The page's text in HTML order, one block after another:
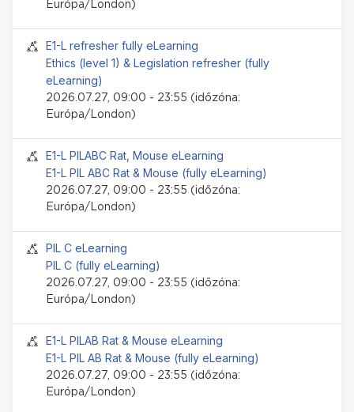
Európa/London)
Jelenléti esemény
E1-L refresher fully eLearning
Ethics (level 1) & Legislation refresher (fully
eLearning)
2026.07.27, 09:00 - 23:55 (időzóna:
Európa/London)
Jelenléti esemény
E1-L PILABC Rat, Mouse eLearning
E1-L PIL ABC Rat & Mouse (fully eLearning)
2026.07.27, 09:00 - 23:55 (időzóna:
Európa/London)
Jelenléti esemény
PIL C eLearning
PIL C (fully eLearning)
2026.07.27, 09:00 - 23:55 (időzóna:
Európa/London)
Jelenléti esemény
E1-L PILAB Rat & Mouse eLearning
E1-L PIL AB Rat & Mouse (fully eLearning)
2026.07.27, 09:00 - 23:55 (időzóna:
Európa/London)